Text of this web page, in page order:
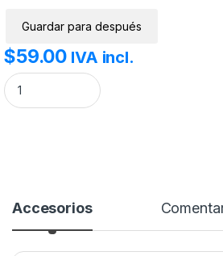
Guardar para después
$59.00 IVA incl.
MQ-5 Módulo Sensor de Gas Natural Y LP.
Accesorios